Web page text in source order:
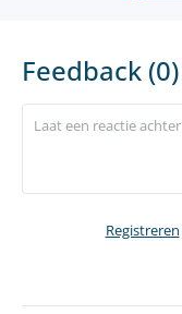
Feedback (0)
Registreren